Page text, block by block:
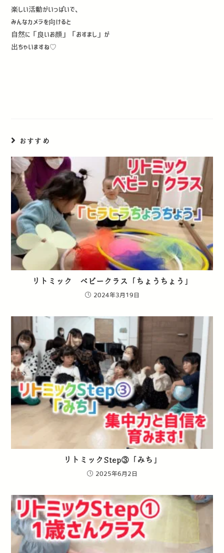
楽しい活動がいっぱいで、
みんなカメラを向けると
自然に「良いお顔」「おすまし」が
出ちゃいますね♡
おすすめ
リトミック ベビークラス「ちょうちょう」
2024年3月19日
リトミックStep③「みち」
2025年6月2日